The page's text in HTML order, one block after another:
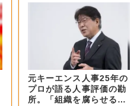
元キーエンス人事25年の
プロが語る人事評価の勘
所。「組織を腐らせるN